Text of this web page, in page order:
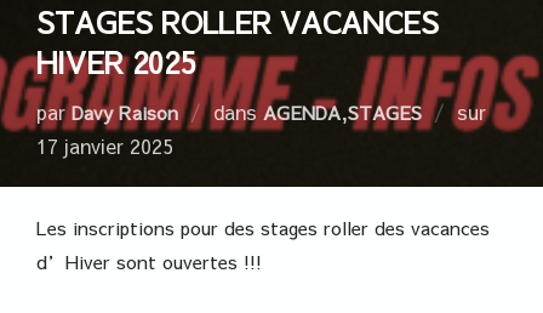
STAGES ROLLER VACANCES
HIVER 2025
parDavy Raison dans AGENDA,STAGES
sur
17 janvier 2025
Les inscriptions pour des stages roller des vacances
d’Hiver sont ouvertes !!!